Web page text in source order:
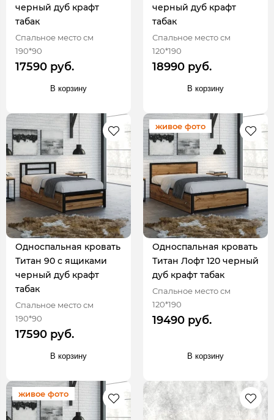
черный дуб крафт
табак
Спальное место см
190*90
17590 руб.
В корзину
черный дуб крафт
табак
Спальное место см
120*190
18990 руб.
В корзину
Односпальная кровать
Титан 90 с ящиками
черный дуб крафт
табак
Спальное место см
190*90
17590 руб.
В корзину
живое фото
Односпальная кровать
Титан Лофт 120 черный
дуб крафт табак
Спальное место см
120*190
19490 руб.
В корзину
живое фото